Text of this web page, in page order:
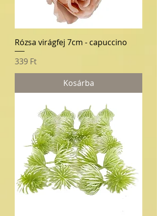
Rózsa virágfej 7cm - capuccino
Ár
339 Ft
Kosárba